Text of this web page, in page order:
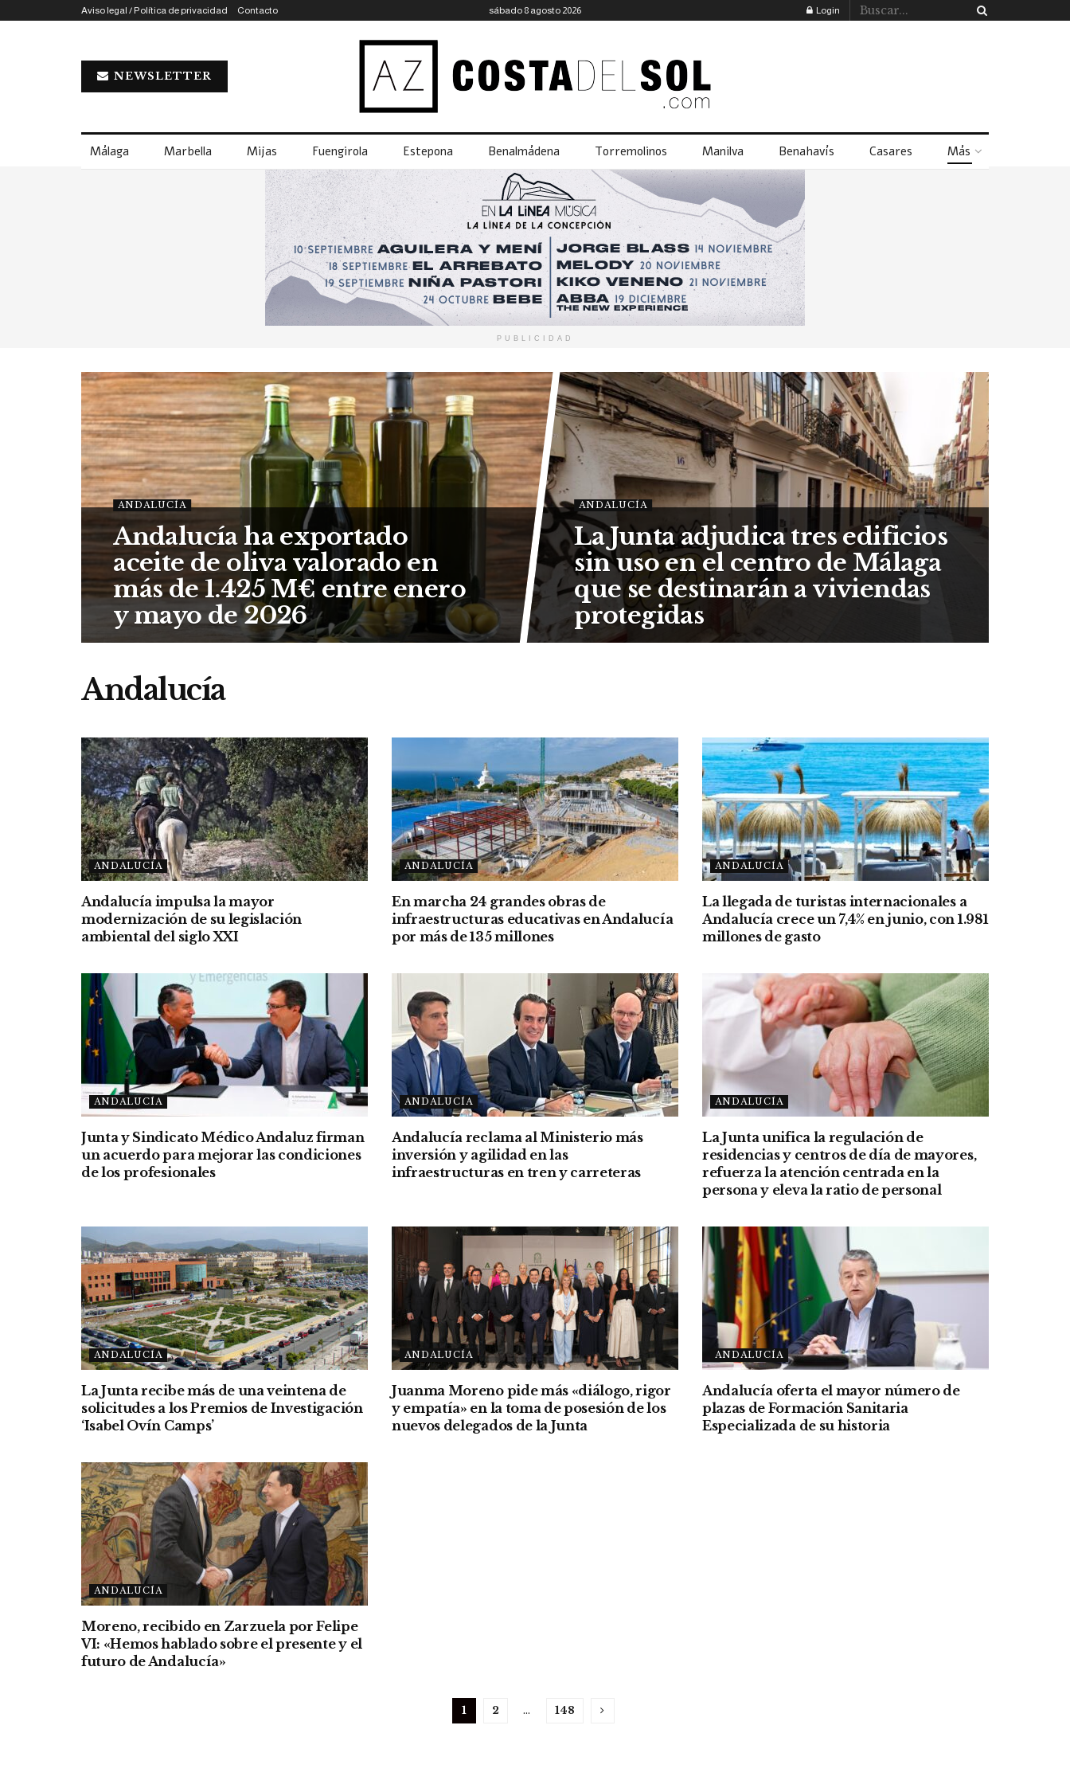
Aviso legal / Política de privacidad Contacto sábado 8 agosto 2026 Login
NEWSLETTER
Málaga Marbella Mijas Fuengirola Estepona Benalmádena Torremolinos Manilva Benahavís Casares Más
PUBLICIDAD
ANDALUCÍA
Andalucía ha exportado
aceite de oliva valorado en
más de 1.425 M€ entre enero
y mayo de 2026
ANDALUCÍA
La Junta adjudica tres edificios
sin uso en el centro de Málaga
que se destinarán a viviendas
protegidas
Andalucía
ANDALUCÍA
Andalucía impulsa la mayor
modernización de su legislación
ambiental del siglo XXI
ANDALUCÍA
En marcha 24 grandes obras de
infraestructuras educativas en Andalucía
por más de 135 millones
ANDALUCÍA
La llegada de turistas internacionales a
Andalucía crece un 7,4% en junio, con 1.981
millones de gasto
ANDALUCÍA
Junta y Sindicato Médico Andaluz firman
un acuerdo para mejorar las condiciones
de los profesionales
ANDALUCÍA
Andalucía reclama al Ministerio más
inversión y agilidad en las
infraestructuras en tren y carreteras
ANDALUCÍA
La Junta unifica la regulación de
residencias y centros de día de mayores,
refuerza la atención centrada en la
persona y eleva la ratio de personal
ANDALUCÍA
La Junta recibe más de una veintena de
solicitudes a los Premios de Investigación
‘Isabel Ovín Camps’
ANDALUCÍA
Juanma Moreno pide más «diálogo, rigor
y empatía» en la toma de posesión de los
nuevos delegados de la Junta
ANDALUCÍA
Andalucía oferta el mayor número de
plazas de Formación Sanitaria
Especializada de su historia
ANDALUCÍA
Moreno, recibido en Zarzuela por Felipe
VI: «Hemos hablado sobre el presente y el
futuro de Andalucía»
1 2 … 148